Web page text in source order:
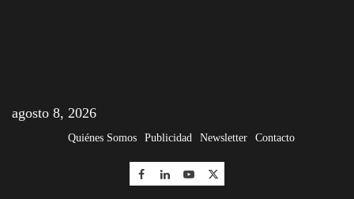
agosto 8, 2026
Quiénes Somos Publicidad Newsletter Contacto